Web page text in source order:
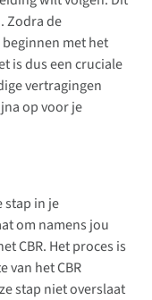
Zodra de
met het
is dus een cruciale
vertragingen
op voor je
stap in je
om namens jou
CBR. Het proces is
van het CBR
stap niet overslaat